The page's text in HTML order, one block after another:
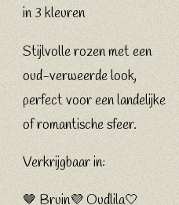
in 3 kleuren
Stijlvolle rozen met een
oud-verweerde look,
perfect voor een landelijke
of romantische sfeer.
Verkrijgbaar in:
🤎 Bruin💜 Oudlila🤍